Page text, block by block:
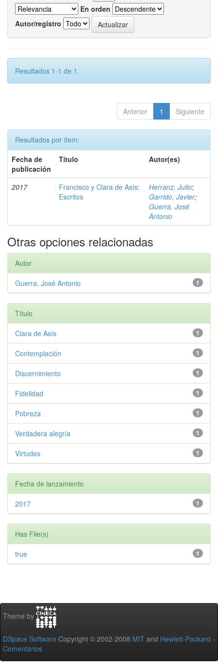
En orden
Autor/registro
Resultados 1-1 de 1.
Anterior 1 Siguiente
Resultados por ítem:
Fecha de
publicación
Título Autor(es)
2017
Francisco y Clara de Asís:
Escritos
Herranz, Julio;
Garrido, Javier;
Guerra, José
Antonio
Otras opciones relacionadas
Autor
1
Guerra, José Antonio
Título
1
Clara de Asís
1
Contemplación
1
Discernimiento
1
Fidelidad
1
Pobreza
1
Verdadera alegría
1
Virtudes
Fecha de lanzamiento
1
2017
Has File(s)
1
true
Theme by
DSpace Software Copyright © 2002-2008 MIT and Hewlett-Packard -
Comentarios